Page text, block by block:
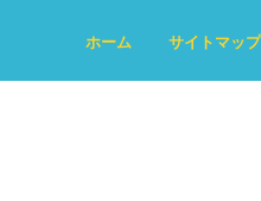
ホーム サイトマップ
プロフィール
プライバシ
お問い合わせ